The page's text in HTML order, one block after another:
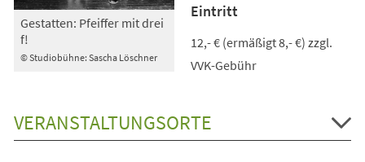
© Studiobühne: Sascha Löschner
Gestatten: Pfeiffer mit drei
f!
Eintritt
12,- € (ermäßigt 8,- €) zzgl.
VVK-Gebühr
VERANSTALTUNGSORTE